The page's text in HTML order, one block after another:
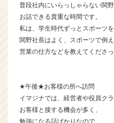
普段社内にいらっしゃらない関
お話できる貴重な時間です。
私は、学生時代ずっとスポーツを
関野社長はよく、スポーツで例
営業の仕方などを教えてくださっ
★午後★お客様の所へ訪問
イマジナでは、経営者や役員ク
お客様と接する機会が多く、
勉強になる話ばかりなので、